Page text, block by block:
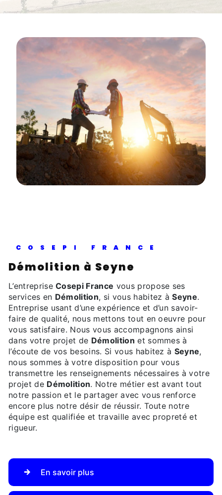
COSEPI FRANCE
Démolition à Seyne
L’entrepriseCosepi France vous propose ses
services en Démolition, si vous habitez àSeyne.
Entreprise usant d’une expérience et d’un savoir-
faire de qualité, nous mettons tout en oeuvre pour
vous satisfaire. Nous vous accompagnons ainsi
dans votre projet de Démolition et sommes à
l’écoute de vos besoins. Si vous habitez à Seyne,
nous sommes à votre disposition pour vous
transmettre les renseignements nécessaires à votre
projet de Démolition. Notre métier est avant tout
notre passion et le partager avec vous renforce
encore plus notre désir de réussir. Toute notre
équipe est qualifiée et travaille avec propreté et
rigueur.
En savoir plus